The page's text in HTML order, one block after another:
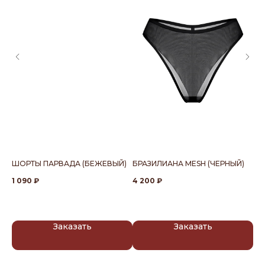
ШОРТЫ ПАРВАДА (БЕЖЕВЫЙ)
1 090 ₽
Заказать
БРАЗИЛИАНА MESH (ЧЕРНЫЙ)
4 200 ₽
Заказать